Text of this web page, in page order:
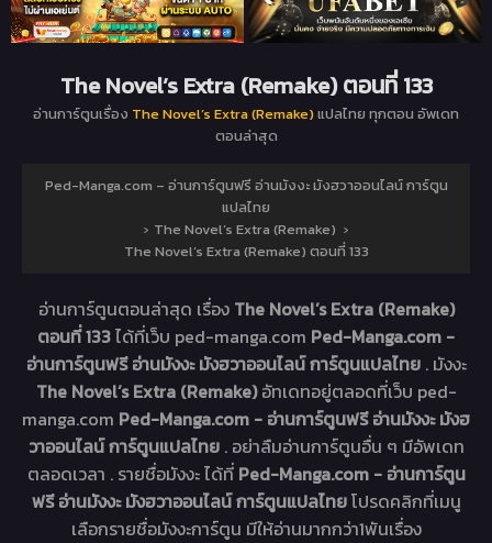
The Novel’s Extra (Remake) ตอนที่ 133
อ่านการ์ตูนเรื่อง The Novel’s Extra (Remake) แปลไทย ทุกตอน อัพเดท
ตอนล่าสุด
Ped-Manga.com – อ่านการ์ตูนฟรี อ่านมังงะ มังฮวาออนไลน์ การ์ตูน
แปลไทย
› The Novel’s Extra (Remake) ›
The Novel’s Extra (Remake) ตอนที่ 133
อ่านการ์ตูนตอนล่าสุด เรื่อง The Novel’s Extra (Remake)
ตอนที่ 133ได้ที่เว็บ ped-manga.com Ped-Manga.com -
อ่านการ์ตูนฟรี อ่านมังงะ มังฮวาออนไลน์ การ์ตูนแปลไทย . มังงะ
The Novel’s Extra (Remake)อัทเดทอยู่ตลอดที่เว็บ ped-
manga.com Ped-Manga.com - อ่านการ์ตูนฟรี อ่านมังงะ มังฮ
วาออนไลน์ การ์ตูนแปลไทย . อย่าลืมอ่านการ์ตูนอื่น ๆ มีอัพเดท
ตลอดเวลา . รายชื่อมังงะ ได้ที่ Ped-Manga.com - อ่านการ์ตูน
ฟรี อ่านมังงะ มังฮวาออนไลน์ การ์ตูนแปลไทยโปรดคลิกที่เมนู
เลือกรายชื่อมังงะการ์ตูน มีให้อ่านมากกว่า1พันเรื่อง